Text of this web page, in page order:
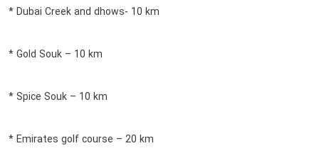
* Dubai Creek and dhows- 10 km
* Gold Souk – 10 km
* Spice Souk – 10 km
* Emirates golf course – 20 km